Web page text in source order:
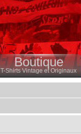
Boutique
T-Shirts Vintage et Originaux